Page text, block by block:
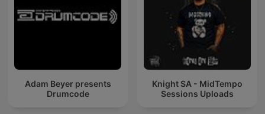
Adam Beyer presents
Drumcode
Knight SA - MidTempo
Sessions Uploads